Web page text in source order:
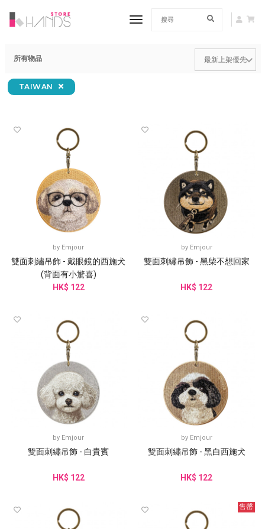
toggle navigation
所有物品
TAIWAN
by Emjour
雙面刺繡吊飾 - 戴眼鏡的西施犬
(背面有小驚喜)
HK$ 122
by Emjour
雙面刺繡吊飾 - 黑柴不想回家
HK$ 122
by Emjour
雙面刺繡吊飾 - 白貴賓
HK$ 122
by Emjour
雙面刺繡吊飾 - 黑白西施犬
HK$ 122
售罄